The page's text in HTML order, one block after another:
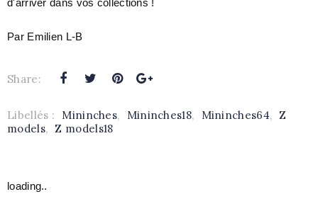
Par Emilien L-B
Share:
Libellés : Mininches, Mininches18, Mininches64,
Z
models, Z models18
loading..